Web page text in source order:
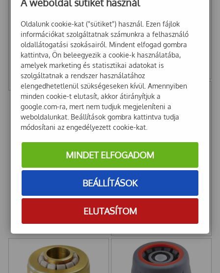
Gyorscsatlakozó G1/2" km
Riegler
1 842Ft
1 450Ft+ Áfa
Gyorscsatlakozó G1/4" bm
Riegler
1 759 Ft
1 385 Ft + Áfa
Gyorscsatlakozó G3/8" km
Riegler
1 769Ft
Oldalunk cookie-kat ("sütiket") használ. Ezen fájlok
információkat szolgáltatnak számunkra a felhasználó
oldallátogatási szokásairól. Mindent elfogad gombra
kattintva, Ön beleegyezik a cookie-k használatába,
amelyek marketing és statisztikai adatokat is
szolgáltatnak a rendszer használatához
elengedhetetlenül szükségeseken kívül. Amennyiben
minden cookie-t elutasít, akkor átirányítjuk a
google.com-ra, mert nem tudjuk megjeleníteni a
weboldalunkat. Beállítások gombra kattintva tudja
módosítani az engedélyezett cookie-kat.
MINDET ELFOGADOM
BEÁLLÍTÁSOK
ELUTASÍTOM